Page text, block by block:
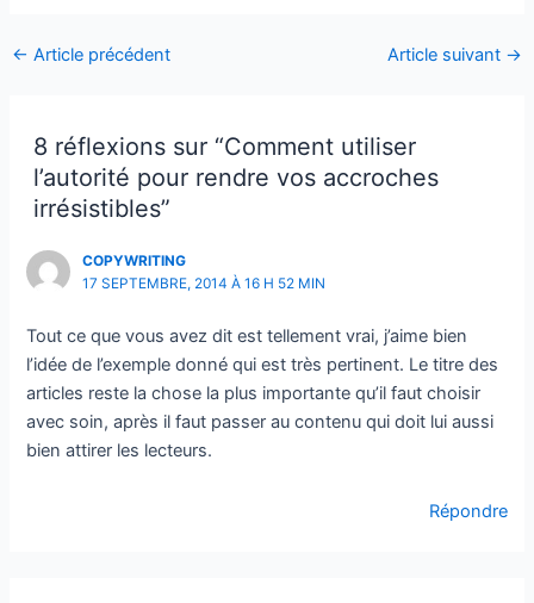
recevrez un mail de demande
de confirmation d’inscription.
Cliquez alors sur le lien à
l’intérieur pour confirmer
votre inscription. C’est le seul
moyen de recevoir votre
← Article précédent Article suivant →
8 réflexions sur “Comment utiliser
l’autorité pour rendre vos accroches
irrésistibles”
COPYWRITING
17 SEPTEMBRE, 2014 À 16 H 52 MIN
Tout ce que vous avez dit est tellement vrai, j’aime bien
l’idée de l’exemple donné qui est très pertinent. Le titre des
articles reste la chose la plus importante qu’il faut choisir
avec soin, après il faut passer au contenu qui doit lui aussi
bien attirer les lecteurs.
Répondre